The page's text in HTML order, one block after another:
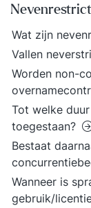
Wat zijn
Vallen
Worden non-
Tot welke
toegestaan?
Bestaat
Wanneer is
gebruik/